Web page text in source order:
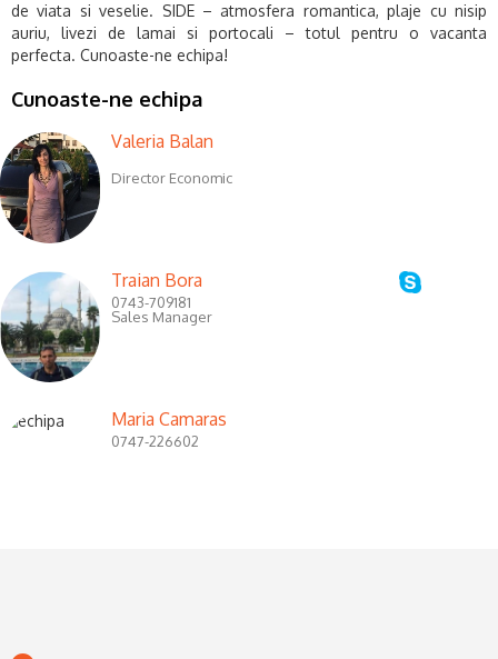
de viata si veselie. SIDE – atmosfera romantica, plaje cu nisip
auriu, livezi de lamai si portocali – totul pentru o vacanta
perfecta. Cunoaste-ne echipa!
Cunoaste-ne echipa
Valeria Balan
Director Economic
Traian Bora
0743-709181
Sales Manager
Maria Camaras
0747-226602